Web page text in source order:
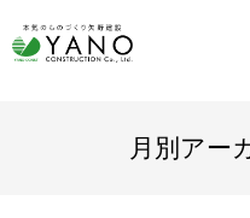
月別アー